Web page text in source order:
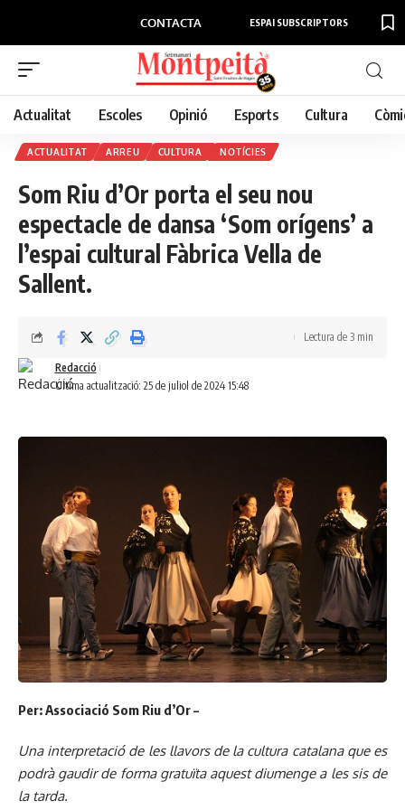
CONTACTA ESPAI SUBSCRIPTORS
Actualitat Escoles Opinió Esports Cultura
ACTUALITAT ARREU CULTURA NOTÍCIES
Som Riu d’Or porta el seu nou
espectacle de dansa ‘Som orígens’ a
l’espai cultural Fàbrica Vella de
Sallent.
Última actualització: 25 de juliol de 2024 15:48
Redacció
Lectura de 3 min
Per: Associació Som Riu d’Or –
Una interpretació de les llavors de la cultura catalana que es
podrà gaudir de forma gratuïta aquest diumenge a les sis de
la tarda.